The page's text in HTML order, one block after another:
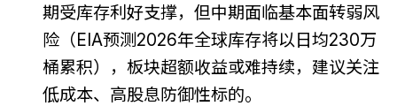
期受库存利好支撑，但中期面临基本面转弱风
险（EIA预测2026年全球库存将以日均230万
桶累积），板块超额收益或难持续，建议关注
低成本、高股息防御性标的。